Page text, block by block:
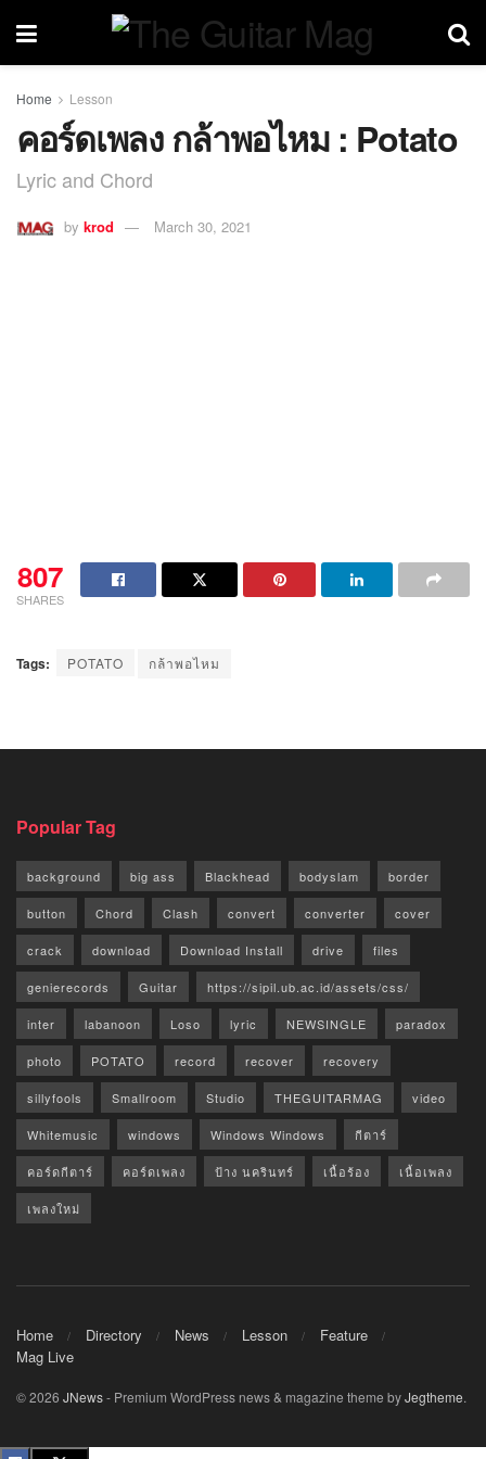
Home Lesson
คอร์ดเพลง กล้าพอไหม : Potato
Lyric and Chord
by krod March 30, 2021
807
SHARES
Tags: POTATO กล้าพอไหม
Popular Tag
background big ass Blackhead bodyslam border
button Chord Clash convert converter cover
crack download Download Install drive files
genierecords Guitar https://sipil.ub.ac.id/assets/css/
inter labanoon Loso lyric NEWSINGLE paradox
photo POTATO record recover recovery
sillyfools Smallroom Studio THEGUITARMAG video
Whitemusic windows Windows Windows กีตาร์
คอร์ดกีตาร์ คอร์ดเพลง ป้าง นครินทร์ เนื้อร้อง เนื้อเพลง
เพลงใหม่
Home Directory News Lesson
Feature
Mag Live
© 2026 JNews- Premium WordPress news & magazine theme byJegtheme.